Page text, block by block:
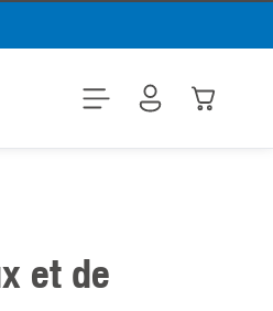
Le
et de